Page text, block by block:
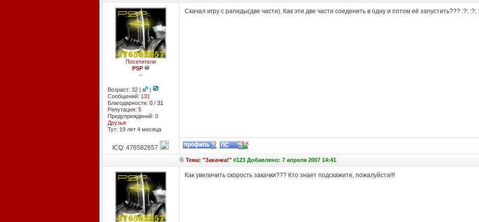
Посетители
PSP
--
Возраст: 32 |
|
Сообщений: 131
Благодарности: 0/ 31
Репутация: 5
Предупреждений: 0
Друзья
Тут: 19 лет 4 месяцa
Скачал игру с рапиды(две части). Как эти две части соеденить в одну и потом её запустить??? :?: :?:
ICQ: 476582657
Тема: "Закачка!"#123 Добавлено: 7 апреля 2007 14:41
Как увеличить скорость закачки??? Кто знает подскажите, пожалуйста!!!